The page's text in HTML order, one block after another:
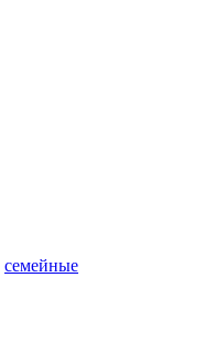
семейные